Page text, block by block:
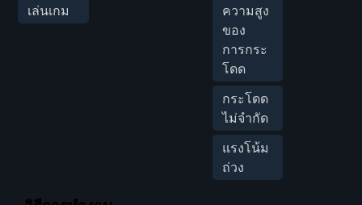
เล่นเกม
ความสูง
ของ
การกระ
โดด
กระโดด
ไม่จำกัด
แรงโน้ม
ถ่วง